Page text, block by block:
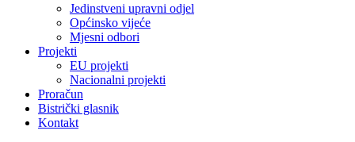
Jedinstveni upravni odjel
Općinsko vijeće
Mjesni odbori
Projekti
EU projekti
Nacionalni projekti
Proračun
Bistrički glasnik
Kontakt